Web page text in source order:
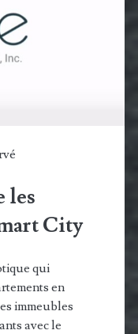
les
City
qui
en
immeubles
avec le